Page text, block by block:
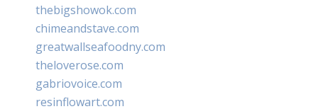
thebigshowok.com
chimeandstave.com
greatwallseafoodny.com
theloverose.com
gabriovoice.com
resinflowart.com